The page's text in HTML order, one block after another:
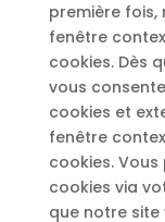
première fois,
fenêtre
cookies. Dès
vous
cookies et
fenêtre
cookies.
cookies via
que notre